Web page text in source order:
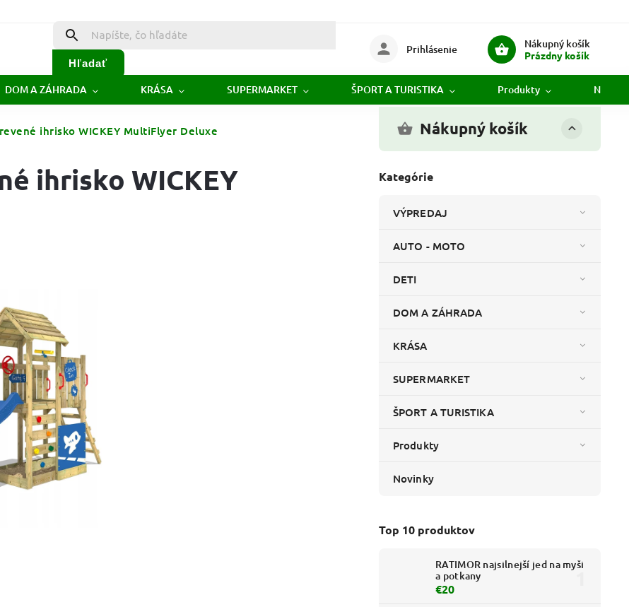
Hľadať
Nákupný košík
Prázdny košík
Prihlásenie
DOM A ZÁHRADA KRÁSA SUPERMARKET ŠPORT A TURISTIKA Produkty
ihrisko WICKEY MultiFlyer Deluxe Nákupný košík
Kategórie
VÝPREDAJ
AUTO - MOTO
DETI
DOM A ZÁHRADA
KRÁSA
SUPERMARKET
ŠPORT A TURISTIKA
Produkty
Novinky
Top 10 produktov
RATIMOR najsilnejší jed na myši
a potkany
€20
ihrisko WICKEY